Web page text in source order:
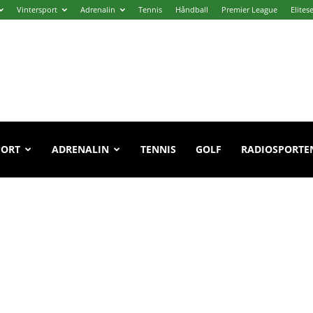
Vintersport Adrenalin Tennis Håndball Premier League
ADRENALIN TENNIS GOLF